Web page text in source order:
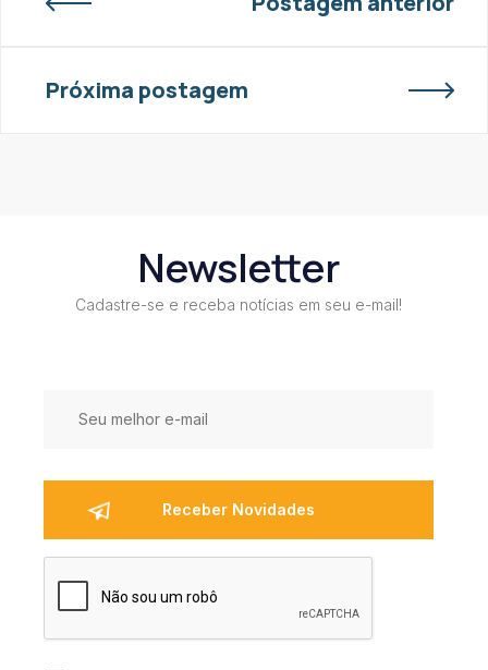
Próxima postagem
Newsletter
Cadastre-se e receba notícias em seu e-mail!